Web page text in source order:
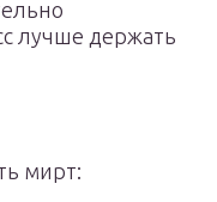
лучше держать
мирт: